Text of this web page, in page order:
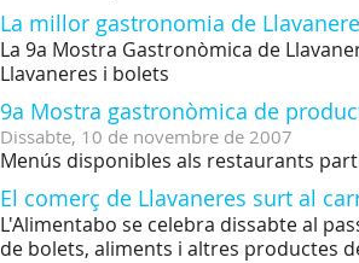
La millor gastronomia de
La 9a Mostra Gastronòmica de
Llavaneres i bolets
9a Mostra gastronòmica de
Dissabte, 10 de novembre de 2007
Menús disponibles als restaurants
El comerç de Llavaneres surt al
L'Alimentabo se celebra dissabte al
de bolets, aliments i altres productes